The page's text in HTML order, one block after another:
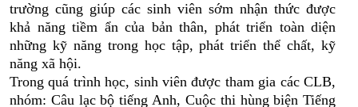
trường cũng giúp các sinh viên sớm nhận thức được
khả năng tiềm ẩn của bản thân, phát triển toàn diện
những kỹ năng trong học tập, phát triển thể chất, kỹ
năng xã hội.
Trong quá trình học, sinh viên được tham gia các CLB,
nhóm: Câu lạc bộ tiếng Anh, Cuộc thi hùng biện Tiếng